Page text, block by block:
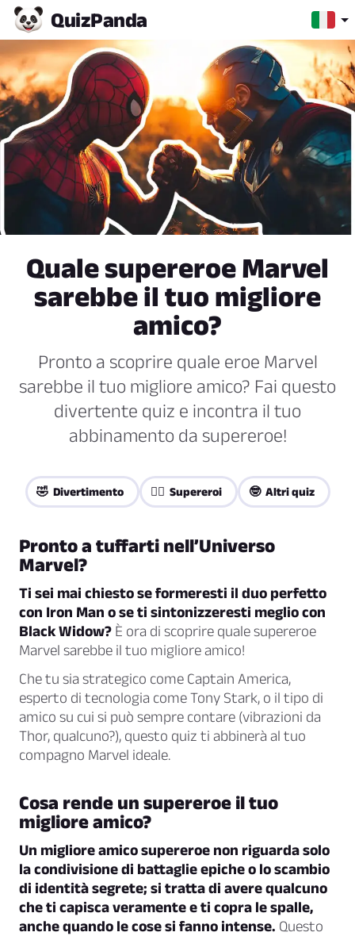
QuizPanda
Quale supereroe Marvel
sarebbe il tuo migliore
amico?
Pronto a scoprire quale eroe Marvel
sarebbe il tuo migliore amico? Fai questo
divertente quiz e incontra il tuo
abbinamento da supereroe!
🤣 Divertimento 🦸‍♀️ Supereroi 🤓 Altri quiz
Pronto a tuffarti nell’Universo
Marvel?
Ti sei mai chiesto se formeresti il duo perfetto
con Iron Man o se ti sintonizzeresti meglio con
Black Widow? È ora di scoprire quale supereroe
Marvel sarebbe il tuo migliore amico!
Che tu sia strategico come Captain America,
esperto di tecnologia come Tony Stark, o il tipo di
amico su cui si può sempre contare (vibrazioni da
Thor, qualcuno?), questo quiz ti abbinerà al tuo
compagno Marvel ideale.
Cosa rende un supereroe il tuo
migliore amico?
Un migliore amico supereroe non riguarda solo
la condivisione di battaglie epiche o lo scambio
di identità segrete; si tratta di avere qualcuno
che ti capisca veramente e ti copra le spalle,
anche quando le cose si fanno intense. Questo